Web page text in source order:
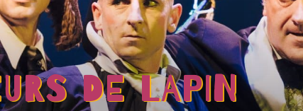
DE LAPIN